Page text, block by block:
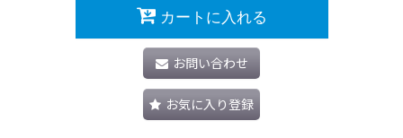
カートに入れる
お問い合わせ
お気に入り登録